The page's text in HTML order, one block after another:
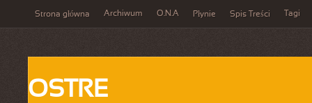
Strona główna Archiwum O.N.A Płynie Spis Treści Tagi
OSTRE